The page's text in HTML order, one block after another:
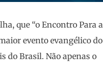
que “o Encontro Para a
evento evangélico do
do Brasil. Não apenas o